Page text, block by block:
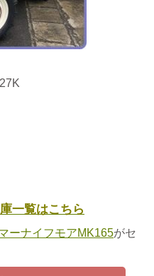
一覧はこちら
ーナイフモアMK165がセ